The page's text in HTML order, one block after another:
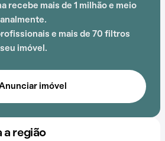
recebe mais de 1 milhão e meio
e mais de 70 filtros
imóvel.
imóvel
a região